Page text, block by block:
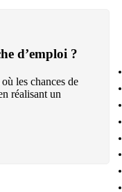
d’emploi ?
les chances de
réalisant un